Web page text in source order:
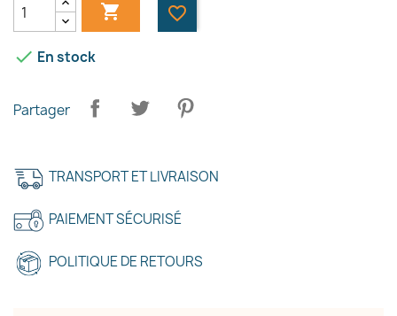
 favorite_border
 En stock
Partager
TRANSPORT ET LIVRAISON
PAIEMENT SÉCURISÉ
POLITIQUE DE RETOURS